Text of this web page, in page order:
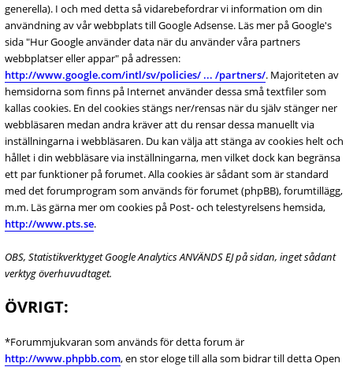
generella). I och med detta så vidarebefordrar vi information om din
användning av vår webbplats till Google Adsense. Läs mer på Google's
sida "Hur Google använder data när du använder våra partners
webbplatser eller appar" på adressen:
http://www.google.com/intl/sv/policies/ ... /partners/. Majoriteten av
hemsidorna som finns på Internet använder dessa små textfiler som
kallas cookies. En del cookies stängs ner/rensas när du själv stänger ner
webbläsaren medan andra kräver att du rensar dessa manuellt via
inställningarna i webbläsaren. Du kan välja att stänga av cookies helt och
hållet i din webbläsare via inställningarna, men vilket dock kan begränsa
ett par funktioner på forumet. Alla cookies är sådant som är standard
med det forumprogram som används för forumet (phpBB), forumtillägg,
m.m. Läs gärna mer om cookies på Post- och telestyrelsens hemsida,
http://www.pts.se.
OBS, Statistikverktyget Google Analytics ANVÄNDS EJ på sidan, inget sådant
verktyg överhuvudtaget.
ÖVRIGT:
*Forummjukvaran som används för detta forum är
http://www.phpbb.com, en stor eloge till alla som bidrar till detta Open